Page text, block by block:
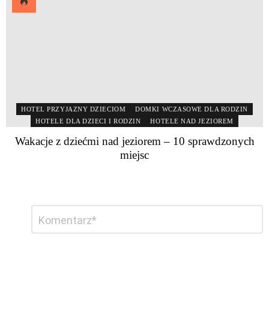
HOTEL PRZYJAZNY DZIECIOM
DOMKI WCZASOWE DLA RODZIN
HOTELE DLA DZIECI I RODZIN
HOTELE NAD JEZIOREM
Wakacje z dziećmi nad jeziorem – 10 sprawdzonych
miejsc
komentarz